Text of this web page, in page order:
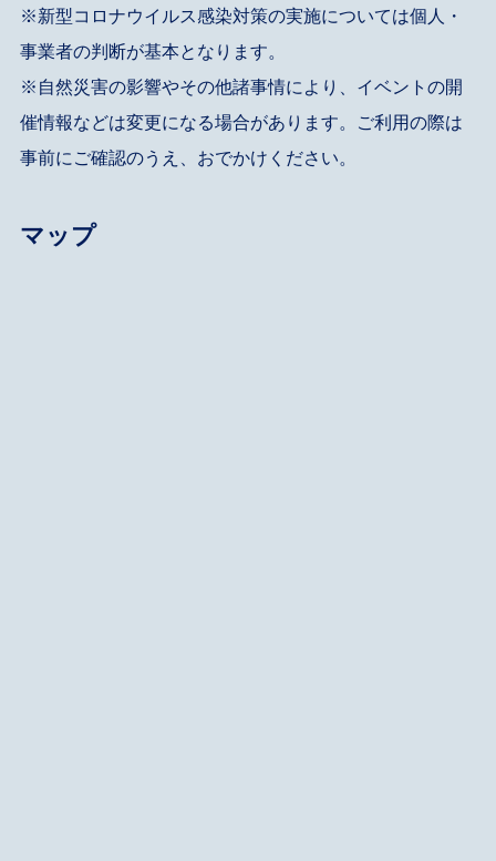
※新型コロナウイルス感染対策の実施については個人・
事業者の判断が基本となります。
※自然災害の影響やその他諸事情により、イベントの開
催情報などは変更になる場合があります。ご利用の際は
事前にご確認のうえ、おでかけください。
マップ